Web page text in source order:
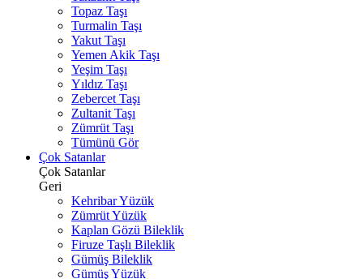
Topaz Taşı
Turmalin Taşı
Yakut Taşı
Yemen Akik Taşı
Yeşim Taşı
Yıldız Taşı
Zebercet Taşı
Zultanit Taşı
Zümrüt Taşı
Tümünü Gör
Çok Satanlar
Çok Satanlar
Geri
Kehribar Yüzük
Zümrüt Yüzük
Kaplan Gözü Bileklik
Firuze Taşlı Bileklik
Gümüş Bileklik
Gümüş Yüzük